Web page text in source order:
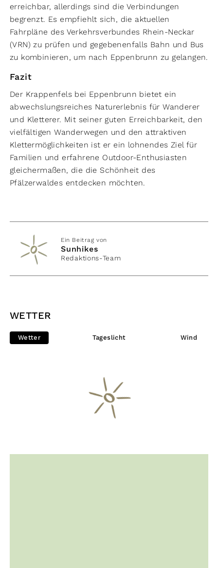
erreichbar, allerdings sind die Verbindungen
begrenzt. Es empfiehlt sich, die aktuellen
Fahrpläne des Verkehrsverbundes Rhein-Neckar
(VRN) zu prüfen und gegebenenfalls Bahn und Bus
zu kombinieren, um nach Eppenbrunn zu gelangen.
Fazit
Der Krappenfels bei Eppenbrunn bietet ein
abwechslungsreiches Naturerlebnis für Wanderer
und Kletterer. Mit seiner guten Erreichbarkeit, den
vielfältigen Wanderwegen und den attraktiven
Klettermöglichkeiten ist er ein lohnendes Ziel für
Familien und erfahrene Outdoor-Enthusiasten
gleichermaßen, die die Schönheit des
Pfälzerwaldes entdecken möchten.
Ein Beitrag von
Sunhikes
Redaktions-Team
WETTER
Wetter Tageslicht Wind